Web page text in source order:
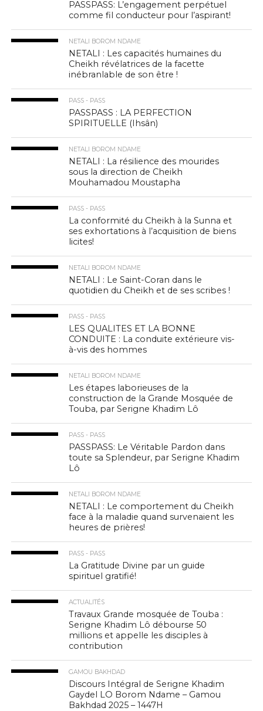
PASSPASS: L’engagement perpétuel
comme fil conducteur pour l’aspirant!
NETALI BOROM NDAME
NETALI : Les capacités humaines du
Cheikh révélatrices de la facette
inébranlable de son être !
PASS - PASS
PASSPASS : LA PERFECTION
SPIRITUELLE (Ihsân)
NETALI BOROM NDAME
NETALI : La résilience des mourides
sous la direction de Cheikh
Mouhamadou Moustapha
PASS - PASS
La conformité du Cheikh à la Sunna et
ses exhortations à l’acquisition de biens
licites!
NETALI BOROM NDAME
NETALI : Le Saint-Coran dans le
quotidien du Cheikh et de ses scribes !
PASS - PASS
LES QUALITES ET LA BONNE
CONDUITE : La conduite extérieure vis-
à-vis des hommes
NETALI BOROM NDAME
Les étapes laborieuses de la
construction de la Grande Mosquée de
Touba, par Serigne Khadim Lô
PASS - PASS
PASSPASS: Le Véritable Pardon dans
toute sa Splendeur, par Serigne Khadim
Lô
NETALI BOROM NDAME
NETALI : Le comportement du Cheikh
face à la maladie quand survenaient les
heures de prières!
PASS - PASS
La Gratitude Divine par un guide
spirituel gratifié!
ACTUALITÉS
Travaux Grande mosquée de Touba :
Serigne Khadim Lô débourse 50
millions et appelle les disciples à
contribution
GAMOU BAKHDAD
Discours Intégral de Serigne Khadim
Gaydel LO Borom Ndame – Gamou
Bakhdad 2025 – 1447H